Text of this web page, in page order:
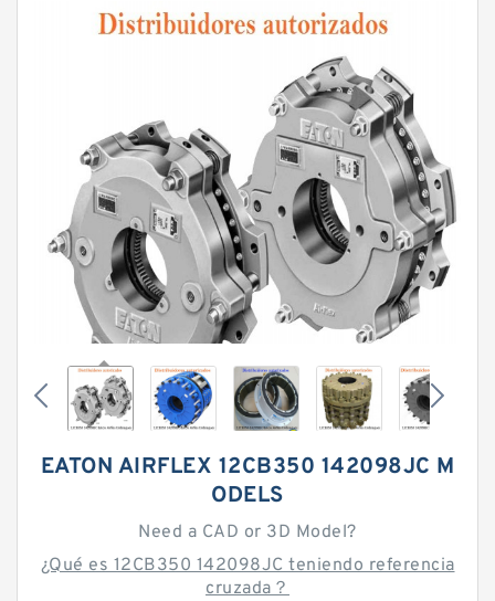
EATON AIRFLEX 12CB350 142098JC M
ODELS
Need a CAD or 3D Model?
¿Qué es 12CB350 142098JC teniendo referencia
cruzada？